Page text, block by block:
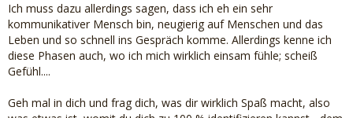
Ich muss dazu allerdings sagen, dass ich eh ein sehr
kommunikativer Mensch bin, neugierig auf Menschen und das
Leben und so schnell ins Gespräch komme. Allerdings kenne ich
diese Phasen auch, wo ich mich wirklich einsam fühle; scheiß
Gefühl....
Geh mal in dich und frag dich, was dir wirklich Spaß macht, also